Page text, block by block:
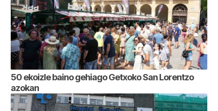
50 ekoizle baino gehiago Getxoko San Lorentzo
azokan